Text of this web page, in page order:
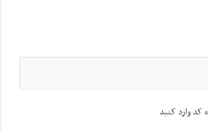
کد وارد کنید